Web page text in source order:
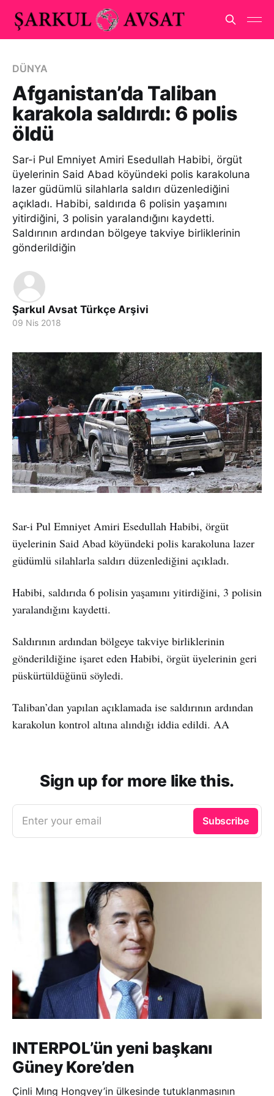
DÜNYA
Afganistan’da Taliban
karakola saldırdı: 6 polis
öldü
Sar-i Pul Emniyet Amiri Esedullah Habibi, örgüt
üyelerinin Said Abad köyündeki polis karakoluna
lazer güdümlü silahlarla saldırı düzenlediğini
açıkladı. Habibi, saldırıda 6 polisin yaşamını
yitirdiğini, 3 polisin yaralandığını kaydetti.
Saldırının ardından bölgeye takviye birliklerinin
gönderildiğin
Şarkul Avsat Türkçe Arşivi
09 Nis 2018
Sar-i Pul Emniyet Amiri Esedullah Habibi, örgüt
üyelerinin Said Abad köyündeki polis karakoluna lazer
güdümlü silahlarla saldırı düzenlediğini açıkladı.
Habibi, saldırıda 6 polisin yaşamını yitirdiğini, 3 polisin
yaralandığını kaydetti.
Saldırının ardından bölgeye takviye birliklerinin
gönderildiğine işaret eden Habibi, örgüt üyelerinin geri
püskürtüldüğünü söyledi.
Taliban’dan yapılan açıklamada ise saldırının ardından
karakolun kontrol altına alındığı iddia edildi. AA
Sign up for more like this.
Enter your email Subscribe
INTERPOL’ün yeni başkanı
Güney Kore’den
Çinli Mıng Hongvey’in ülkesinde tutuklanmasının